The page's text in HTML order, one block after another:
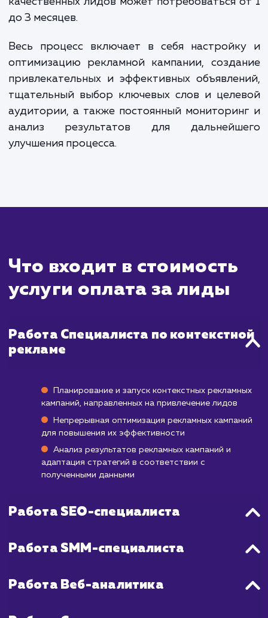
особенностей вашего бизнеса, чтобы достижение целей
максимально эффективным и выгодным для вас.
ЗАКАЗАТЬ УСЛУГИ
Сколько времени
данные потенциальных клиентов,
интересуются вашим продуктом или
Эта модель обеспечивает высокую
бюджет только на конкретные
Первые лиды вы можете начать получать
обычно для стабильного и постоянного
качественных лидов может потребоваться
до 3 месяцев.
Весь процесс включает в себя
оптимизацию рекламной кампании,
тщательный выбор ключевых слов и
анализ результатов для